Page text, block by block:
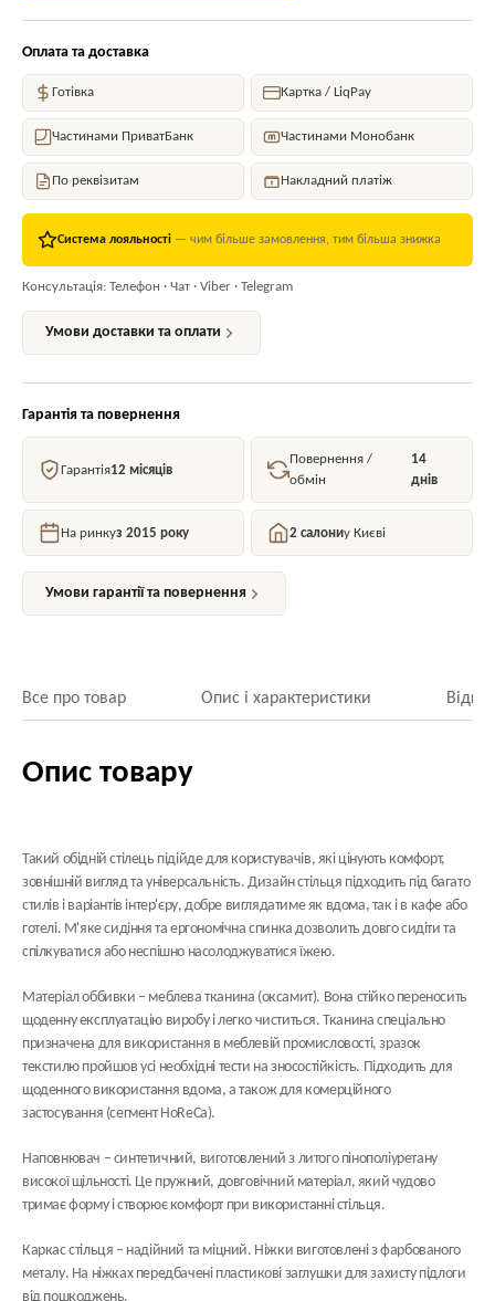
Оплата та доставка
Готівка Картка / LiqPay
Частинами ПриватБанк Частинами Монобанк
По реквізитам Накладний платіж
Система лояльності — чим більше замовлення, тим більша знижка
Консультація: Телефон · Чат · Viber · Telegram
Умови доставки та оплати
Гарантія та повернення
Гарантія12 місяців
Повернення /
обмін
14
днів
На ринкуз 2015 року 2 салониу Києві
Умови гарантії та повернення
Все про товар Опис і характеристики
Опис товару
Такий обідній стілець підійде для користувачів, які цінують комфорт,
зовнішній вигляд та універсальність. Дизайн стільця підходить під багато
стилів і варіантів інтер'єру, добре виглядатиме як вдома, так і в кафе або
готелі. М'яке сидіння та ергономічна спинка дозволить довго сидіти та
спілкуватися або неспішно насолоджуватися їжею.
Матеріал оббивки – меблева тканина (оксамит). Вона стійко переносить
щоденну експлуатацію виробу і легко чиститься. Тканина спеціально
призначена для використання в меблевій промисловості, зразок
текстилю пройшов усі необхідні тести на зносостійкість. Підходить для
щоденного використання вдома, а також для комерційного
застосування (сегмент HoReCa).
Наповнювач – синтетичний, виготовлений з литого пінополіуретану
високої щільності. Це пружний, довговічний матеріал, який чудово
тримає форму і створює комфорт при використанні стільця.
Каркас стільця – надійний та міцний. Ніжки виготовлені з фарбованого
металу. На ніжках передбачені пластикові заглушки для захисту підлоги
від пошкоджень.